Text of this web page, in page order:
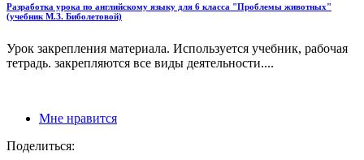
Разработка урока по английскому языку для 6 класса "Проблемы животных"
(учебник М.З. Биболетовой)
Урок закрепления материала. Используется учебник, рабочая
тетрадь. закрепляются все виды деятельности....
Мне нравится
Поделиться: